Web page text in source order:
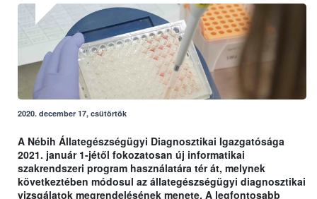
2020. december 17, csütörtök
A Nébih Állategészségügyi Diagnosztikai Igazgatósága
2021. január 1-jétől fokozatosan új informatikai
szakrendszeri program használatára tér át, melynek
következtében módosul az állategészségügyi diagnosztikai
vizsgálatok megrendelésének menete. A legfontosabb